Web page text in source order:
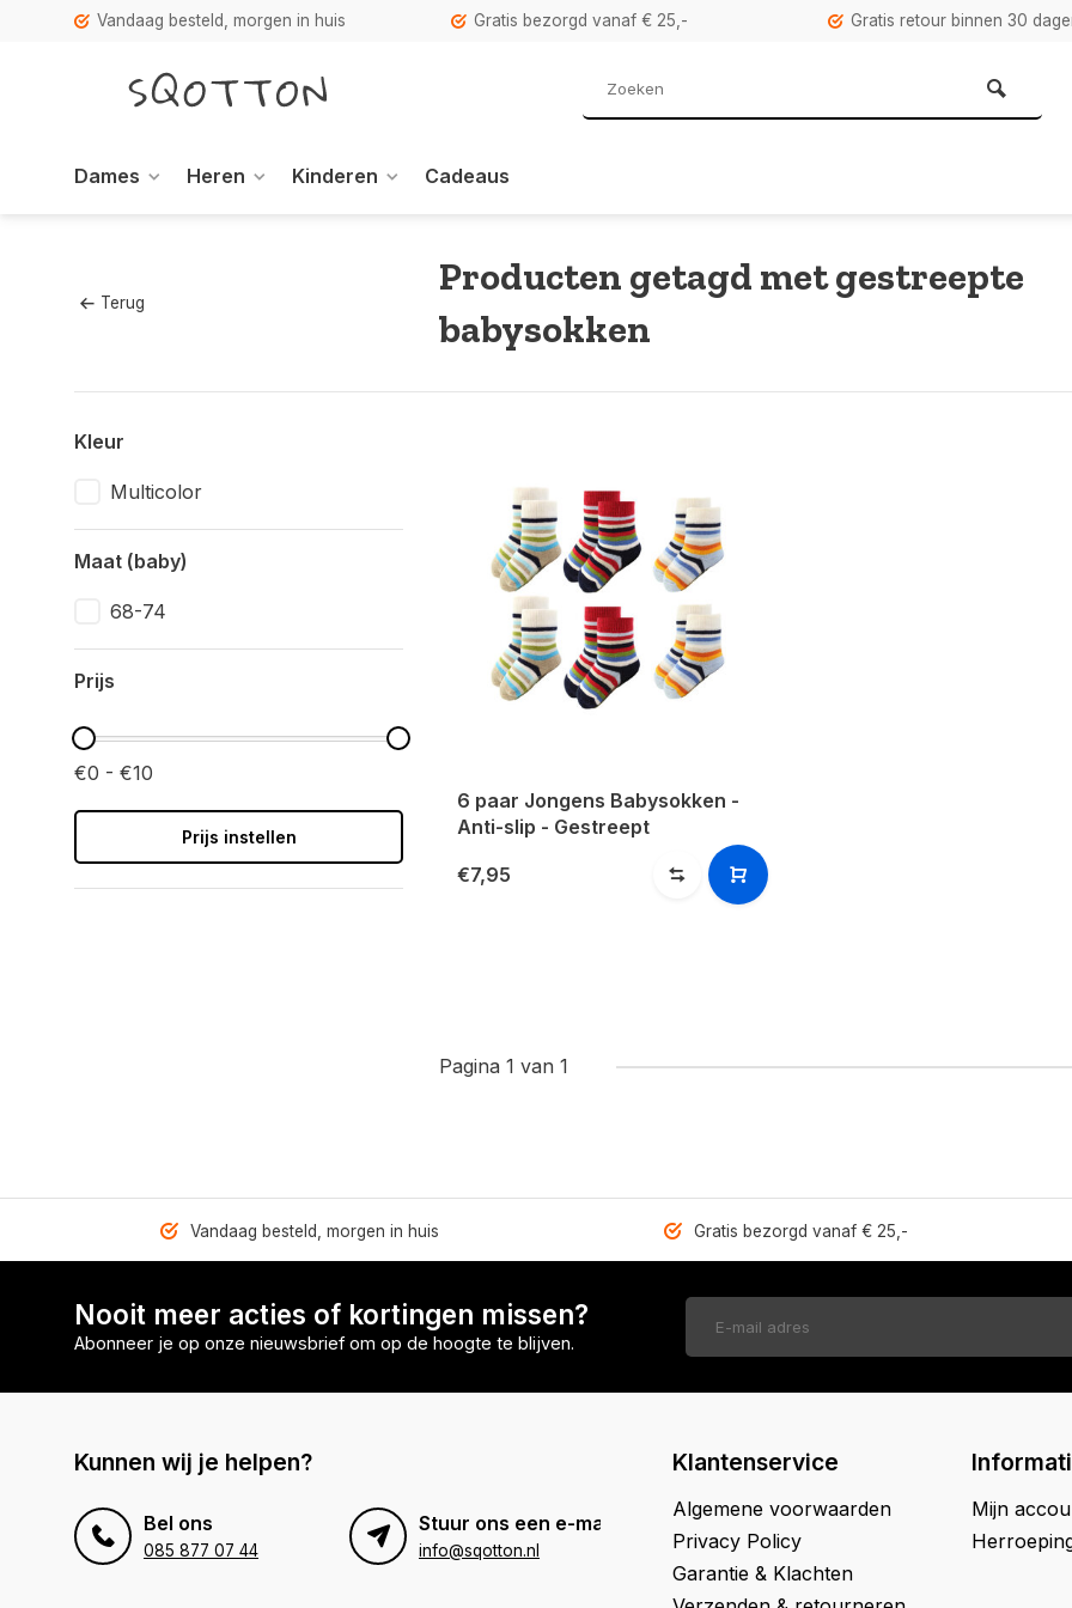
Vandaag besteld, morgen in huis Gratis bezorgd vanaf € 25,- Gratis retour binnen 30
Dames Heren Kinderen Cadeaus
Terug
Producten getagd met gestreepte
babysokken
Kleur
Multicolor
Maat (baby)
68-74
Prijs
€0 - €10
Prijs instellen
6 paar Jongens Babysokken -
Anti-slip - Gestreept
€7,95
Pagina 1 van 1
Vandaag besteld, morgen in huis Gratis bezorgd vanaf € 25,-
Nooit meer acties of kortingen missen?
Abonneer je op onze nieuwsbrief om op de hoogte te blijven.
Kunnen wij je helpen?
Bel ons
085 877 07 44
Stuur ons een e-mail
info@sqotton.nl
Klantenservice
Algemene voorwaarden
Privacy Policy
Garantie & Klachten
Mijn